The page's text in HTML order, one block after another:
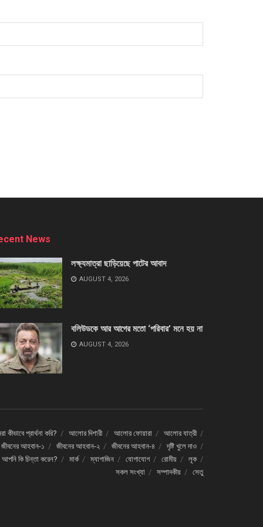
News
লক্ষ্যমাত্রা ছাড়িয়েছে পাটের আবাদ
AUGUST 4, 2026
বলিউডকে আর আগের মতো ‘পরিবার’ মনে হয় না
AUGUST 4, 2026
কীভাবে প্রার্থনা করি? আলোর দিশারী আলোর ফোয়ারা
আলোর যাত্রী
জীবনের আহবান-১ জীবনের আহবান-২ জীবনের আহবান-৪
দৃষ্টি খুলে দাও
কি চিন্তা করেন? মার্ক ম্যাগাজিন যোগাযোগ রোমীয়
লূক
সকল সংখ্যা
সম্পাদকীয় সেতু